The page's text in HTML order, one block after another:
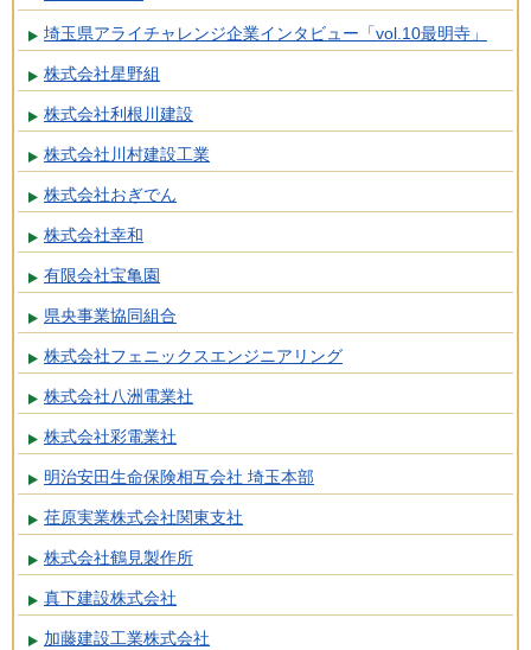
埼玉県アライチャレンジ企業インタビュー「vol.10最明寺」
株式会社星野組
株式会社利根川建設
株式会社川村建設工業
株式会社おぎでん
株式会社幸和
有限会社宝亀園
県央事業協同組合
株式会社フェニックスエンジニアリング
株式会社八洲電業社
株式会社彩電業社
明治安田生命保険相互会社 埼玉本部
荏原実業株式会社関東支社
株式会社鶴見製作所
真下建設株式会社
加藤建設工業株式会社